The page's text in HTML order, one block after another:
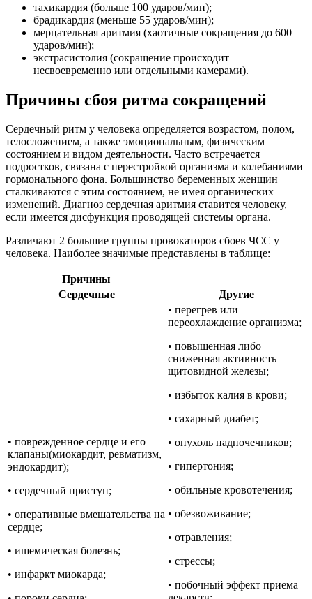
тахикардия (больше 100 ударов/мин);
брадикардия (меньше 55 ударов/мин);
мерцательная аритмия (хаотичные сокращения до 600
ударов/мин);
экстрасистолия (сокращение происходит
несвоевременно или отдельными камерами).
Причины сбоя ритма сокращений
Сердечный ритм у человека определяется возрастом, полом,
телосложением, а также эмоциональным, физическим
состоянием и видом деятельности. Часто встречается
подростков, связана с перестройкой организма и колебаниями
гормонального фона. Большинство беременных женщин
сталкиваются с этим состоянием, не имея органических
изменений. Диагноз сердечная аритмия ставится человеку,
если имеется дисфункция проводящей системы органа.
Различают 2 большие группы провокаторов сбоев ЧСС у
человека. Наиболее значимые представлены в таблице:
Причины
Сердечные
Другие
• поврежденное сердце и его
клапаны(миокардит, ревматизм,
эндокардит);
• сердечный приступ;
• оперативные вмешательства на
сердце;
• ишемическая болезнь;
• инфаркт миокарда;
• перегрев или
переохлаждение организма;
• повышенная либо
сниженная активность
щитовидной железы;
• избыток калия в крови;
• сахарный диабет;
• опухоль надпочечников;
• гипертония;
• обильные кровотечения;
• обезвоживание;
• отравления;
• стрессы;
• побочный эффект приема